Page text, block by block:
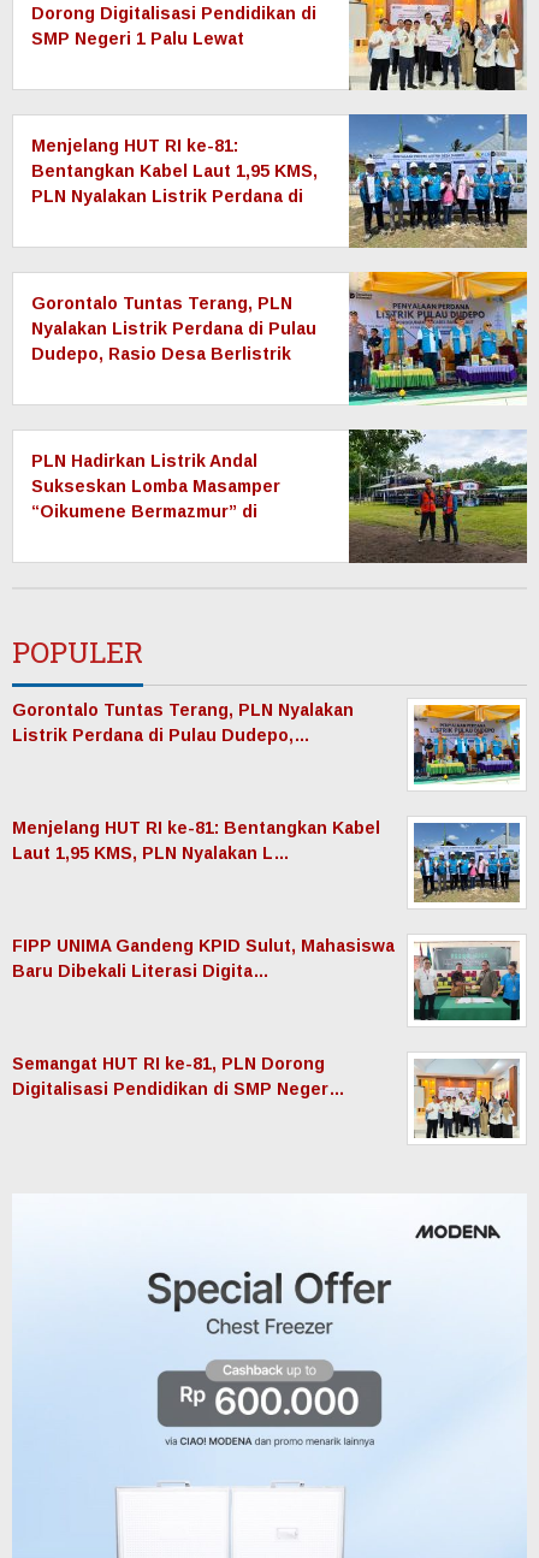
Dorong Digitalisasi Pendidikan di
SMP Negeri 1 Palu Lewat
Menjelang HUT RI ke-81:
Bentangkan Kabel Laut 1,95 KMS,
PLN Nyalakan Listrik Perdana di
Persen Rasio Desa Berlistrik
Provinsi Gorontalo
Gorontalo Tuntas Terang, PLN
Nyalakan Listrik Perdana di Pulau
Dudepo, Rasio Desa Berlistrik
Persen
PLN Hadirkan Listrik Andal
Sukseskan Lomba Masamper
“Oikumene Bermazmur” di
Pelestarian Budaya dan
POPULER
Gorontalo Tuntas Terang, PLN Nyalakan
Listrik Perdana di Pulau Dudepo,…
Menjelang HUT RI ke-81: Bentangkan Kabel
Laut 1,95 KMS, PLN Nyalakan L…
FIPP UNIMA Gandeng KPID Sulut, Mahasiswa
Baru Dibekali Literasi Digita…
Semangat HUT RI ke-81, PLN Dorong
Digitalisasi Pendidikan di SMP Neger…